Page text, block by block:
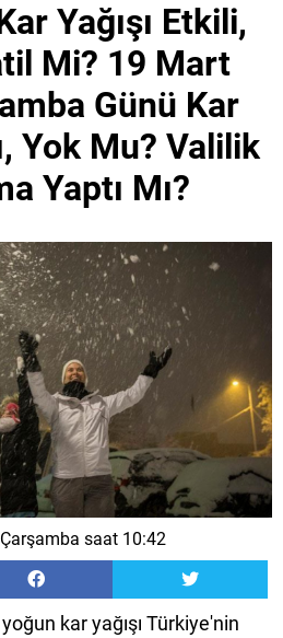
Yağışı Etkili,
Mi? 19 Mart
Günü Kar
Yok Mu? Valilik
Yaptı Mı?
saat 10:42
kar yağışı Türkiye'nin